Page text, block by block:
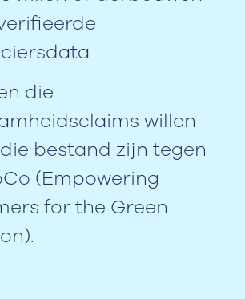
die
willen
bestand zijn tegen
(Empowering
for the Green